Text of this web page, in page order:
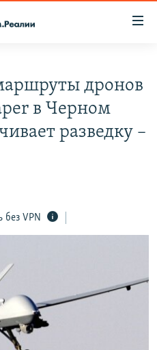
дронов
в Черном
разведку –
без VPN